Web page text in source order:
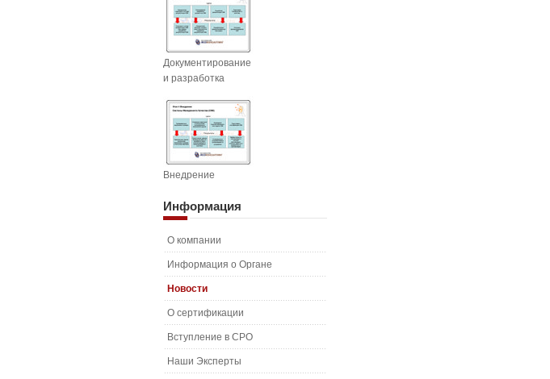
Документирование
и разработка
Внедрение
Информация
О компании
Информация о Органе
Новости
О сертификации
Вступление в СРО
Наши Эксперты